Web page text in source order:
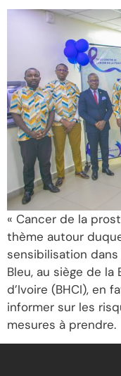
« Cancer de la
thème autour
sensibilisation
Bleu, au siège de la
d’Ivoire (BHCI), en
informer sur les
mesures à prendre.